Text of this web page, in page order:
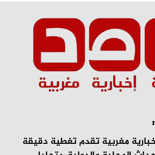
إخبارية مغربية تقدم تغطية دقيقة